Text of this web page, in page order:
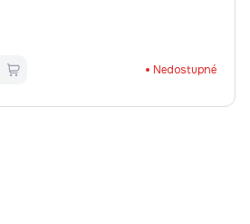
Nedostupné